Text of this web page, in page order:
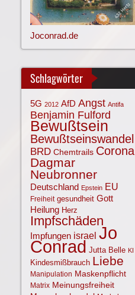
Joconrad.de
Schlagwörter
5G 2012 AfD Angst Antifa
Benjamin Fulford
Bewußtsein
Bewußtseinswandel
BRD Chemtrails Corona
Dagmar
Neubronner
Deutschland Epstein EU
Freiheit gesundheit Gott
Heilung Herz
Impfschäden
Impfungen israel Jo
Conrad Jutta Belle KI
Kindesmißbrauch Liebe
Manipulation Maskenpflicht
Matrix Meinungsfreiheit